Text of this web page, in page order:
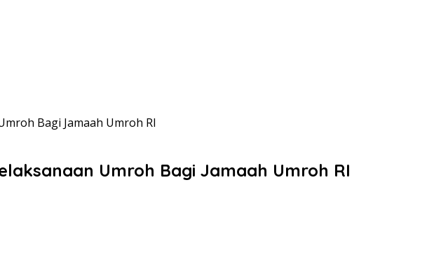
Bagi Jamaah Umroh RI
Umroh Bagi Jamaah Umroh RI